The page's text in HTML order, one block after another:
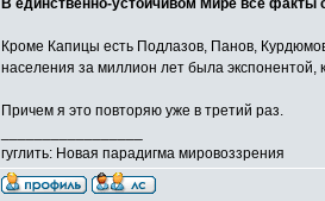
В единственно-устойчивом Мире все
Кроме Капицы есть Подлазов, Панов,
населения за миллион лет была экспонентой,
Причем я это повторяю уже в третий раз.
гуглить: Новая парадигма мировоззрения